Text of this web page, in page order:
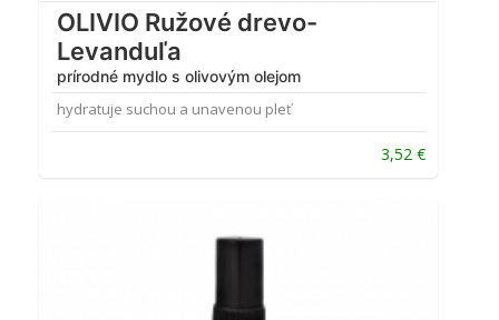
OLIVIO Ružové drevo-
Levanduľa
prírodné mydlo s olivovým olejom
hydratuje suchou a unavenou pleť
3,52 €